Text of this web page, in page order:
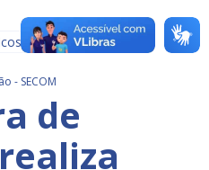
- SECOM
de